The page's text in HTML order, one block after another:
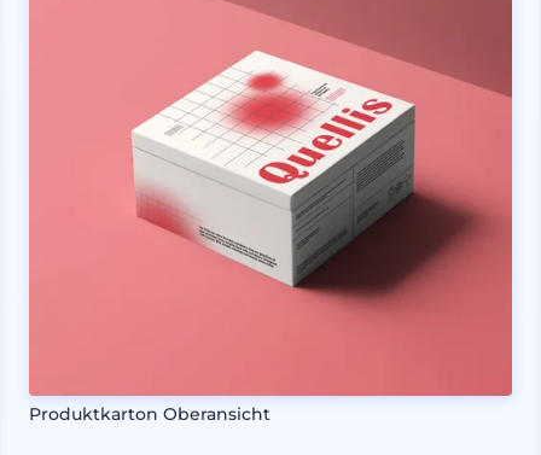
Produktkarton Oberansicht